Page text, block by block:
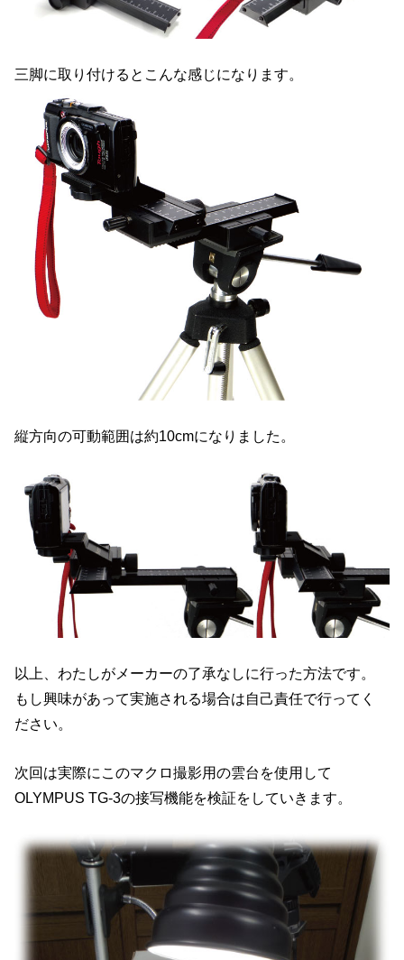
三脚に取り付けるとこんな感じになります。
縦方向の可動範囲は約10cmになりました。
以上、わたしがメーカーの了承なしに行った方法です。
もし興味があって実施される場合は自己責任で行ってく
ださい。
次回は実際にこのマクロ撮影用の雲台を使用して
OLYMPUS TG-3の接写機能を検証をしていきます。